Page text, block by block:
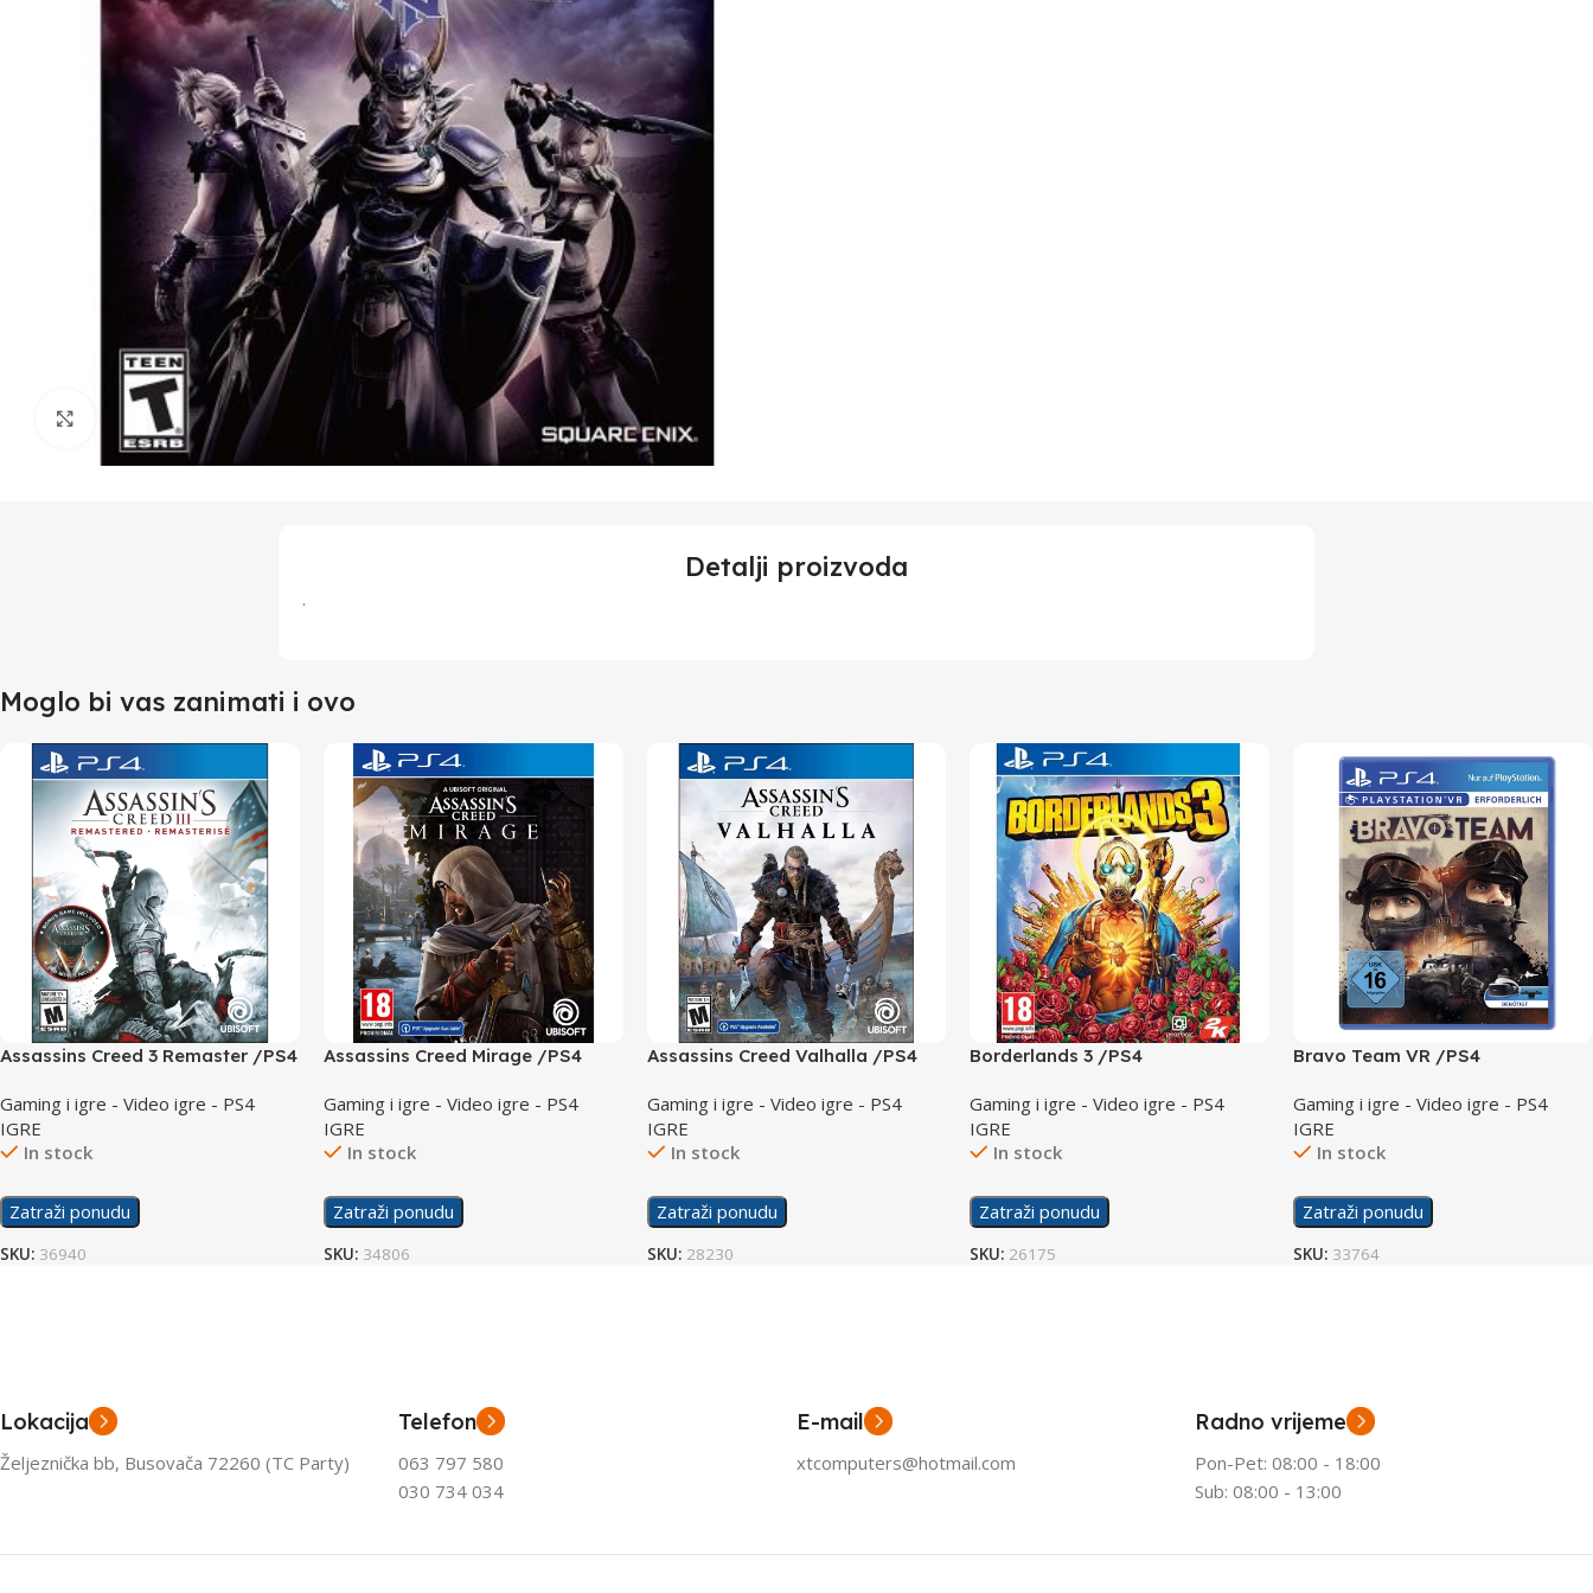
Click to enlarge
Detalji proizvoda
.
Moglo bi vas zanimati i ovo
Assassins Creed 3 Remaster /PS4
Gaming i igre - Video igre - PS4
IGRE
In stock
Zatraži ponudu
SKU: 36940
Assassins Creed Mirage /PS4
Gaming i igre - Video igre - PS4
IGRE
In stock
Zatraži ponudu
SKU: 34806
Assassins Creed Valhalla /PS4
Gaming i igre - Video igre - PS4
IGRE
In stock
Zatraži ponudu
SKU: 28230
Borderlands 3 /PS4
Gaming i igre - Video igre - PS4
IGRE
In stock
Zatraži ponudu
SKU: 26175
Bravo Team VR /PS4
Gaming i igre - Video igre - PS4
IGRE
In stock
Zatraži ponudu
SKU: 33764
Lokacija
Željeznička bb, Busovača 72260 (TC Party)
Telefon
063 797 580
030 734 034
E-mail
xtcomputers@hotmail.com
Radno vrijeme
Pon-Pet: 08:00 - 18:00
Sub: 08:00 - 13:00